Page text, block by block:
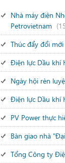
Nhà máy điện
Petrovietnam
Thúc đẩy đổi
Điện lực Dầu khí
Ngày hội rèn
Điện lực Dầu khí
PV Power thực
Bàn giao nhà
Tổng Công ty